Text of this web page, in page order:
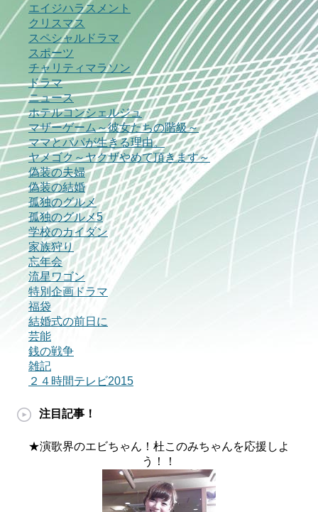
エイジハラスメント
クリスマス
スペシャルドラマ
スポーツ
チャリティマラソン
ドラマ
ニュース
ホテルコンシェルジュ
マザーゲーム～彼女たちの階級～
ママとパパが生きる理由。
ヤメゴク～ヤクザやめて頂きます～
偽装の夫婦
偽装の結婚
孤独のグルメ
孤独のグルメ5
学校のカイダン
家族狩り
忘年会
流星ワゴン
特別企画ドラマ
福袋
結婚式の前日に
芸能
銭の戦争
雑記
２４時間テレビ2015
注目記事！
★演歌界のエビちゃん！杜このみちゃんを応援しよ
う！！